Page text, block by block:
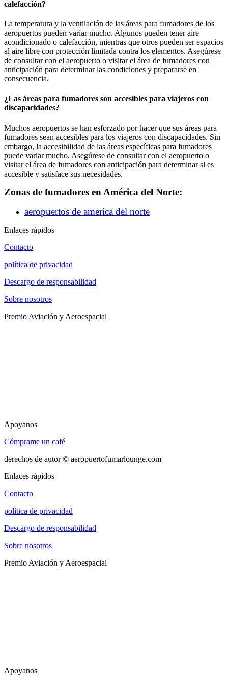
calefacción?
La temperatura y la ventilación de las áreas para fumadores de los
aeropuertos pueden variar mucho. Algunos pueden tener aire
acondicionado o calefacción, mientras que otros pueden ser espacios
al aire libre con protección limitada contra los elementos. Asegúrese
de consultar con el aeropuerto o visitar el área de fumadores con
anticipación para determinar las condiciones y prepararse en
consecuencia.
¿Las áreas para fumadores son accesibles para viajeros con
discapacidades?
Muchos aeropuertos se han esforzado por hacer que sus áreas para
fumadores sean accesibles para los viajeros con discapacidades. Sin
embargo, la accesibilidad de las áreas específicas para fumadores
puede variar mucho. Asegúrese de consultar con el aeropuerto o
visitar el área de fumadores con anticipación para determinar si es
accesible y satisface sus necesidades.
Zonas de fumadores en América del Norte:
aeropuertos de america del norte
Enlaces rápidos
Contacto
política de privacidad
Descargo de responsabilidad
Sobre nosotros
Premio Aviación y Aeroespacial
Apoyanos
Cómprame un café
derechos de autor © aeropuertofumarlounge.com
Enlaces rápidos
Contacto
política de privacidad
Descargo de responsabilidad
Sobre nosotros
Premio Aviación y Aeroespacial
Apoyanos